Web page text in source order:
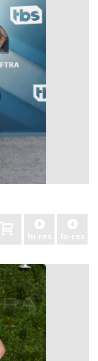
hi-res lo-res